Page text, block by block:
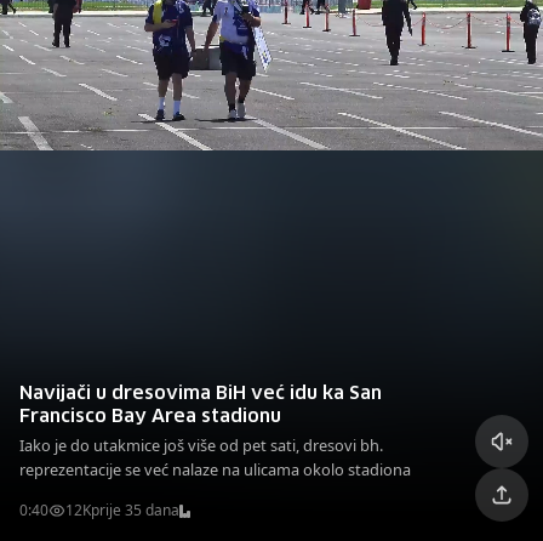
Navijači u dresovima BiH već idu ka San
Francisco Bay Area stadionu
Iako je do utakmice još više od pet sati, dresovi bh.
reprezentacije se već nalaze na ulicama okolo stadiona
0:40 12Kprije 35 dana